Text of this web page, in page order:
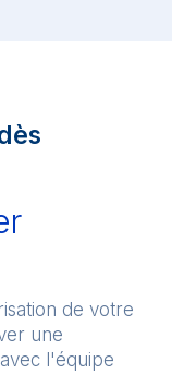
de votre
une
l'équipe